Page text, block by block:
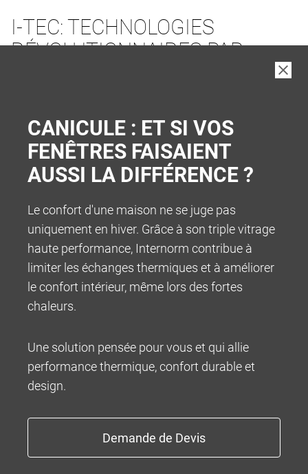
I-TEC: TECHNOLOGIES
RÉVOLUTIONNAIRES PAR
INFOCENTER
100% MADE IN AUSTRIA
CANICULE : ET SI VOS
FENÊTRES FAISAIENT
AUSSI LA DIFFÉRENCE ?
Le confort d'une maison ne se juge pas
uniquement en hiver. Grâce à son triple vitrage
haute performance, Internorm contribue à
limiter les échanges thermiques et à améliorer
le confort intérieur, même lors des fortes
chaleurs.
Une solution pensée pour vous et qui allie
performance thermique, confort durable et
design.